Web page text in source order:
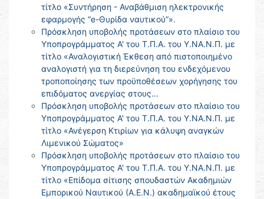
τίτλο «Συντήρηση - Αναβάθμιση ηλεκτρονικής
εφαρμογής “e-Θυρίδα ναυτικού”».
Πρόσκληση υποβολής προτάσεων στο πλαίσιο του
Υποπρογράμματος Α' του Τ.Π.Α. του Υ.ΝΑ.Ν.Π. με
τίτλο «Αναλογιστική Έκθεση από πιστοποιημένο
αναλογιστή για τη διερεύνηση του ενδεχόμενου
τροποποίησης των προϋποθέσεων χορήγησης του
επιδόματος ανεργίας στους...
Πρόσκληση υποβολής προτάσεων στο πλαίσιο του
Υποπρογράμματος Α' του Τ.Π.Α. του Υ.ΝΑ.Ν.Π. με
τίτλο «Ανέγερση Κτιρίων για κάλυψη αναγκών
Λιμενικού Σώματος»
Πρόσκληση υποβολής προτάσεων στο πλαίσιο του
Υποπρογράμματος Α' του Τ.Π.Α. του Υ.ΝΑ.Ν.Π. με
τίτλο «Επίδομα σίτισης σπουδαστών Ακαδημιών
Εμπορικού Ναυτικού (Α.Ε.Ν.) ακαδημαϊκού έτους